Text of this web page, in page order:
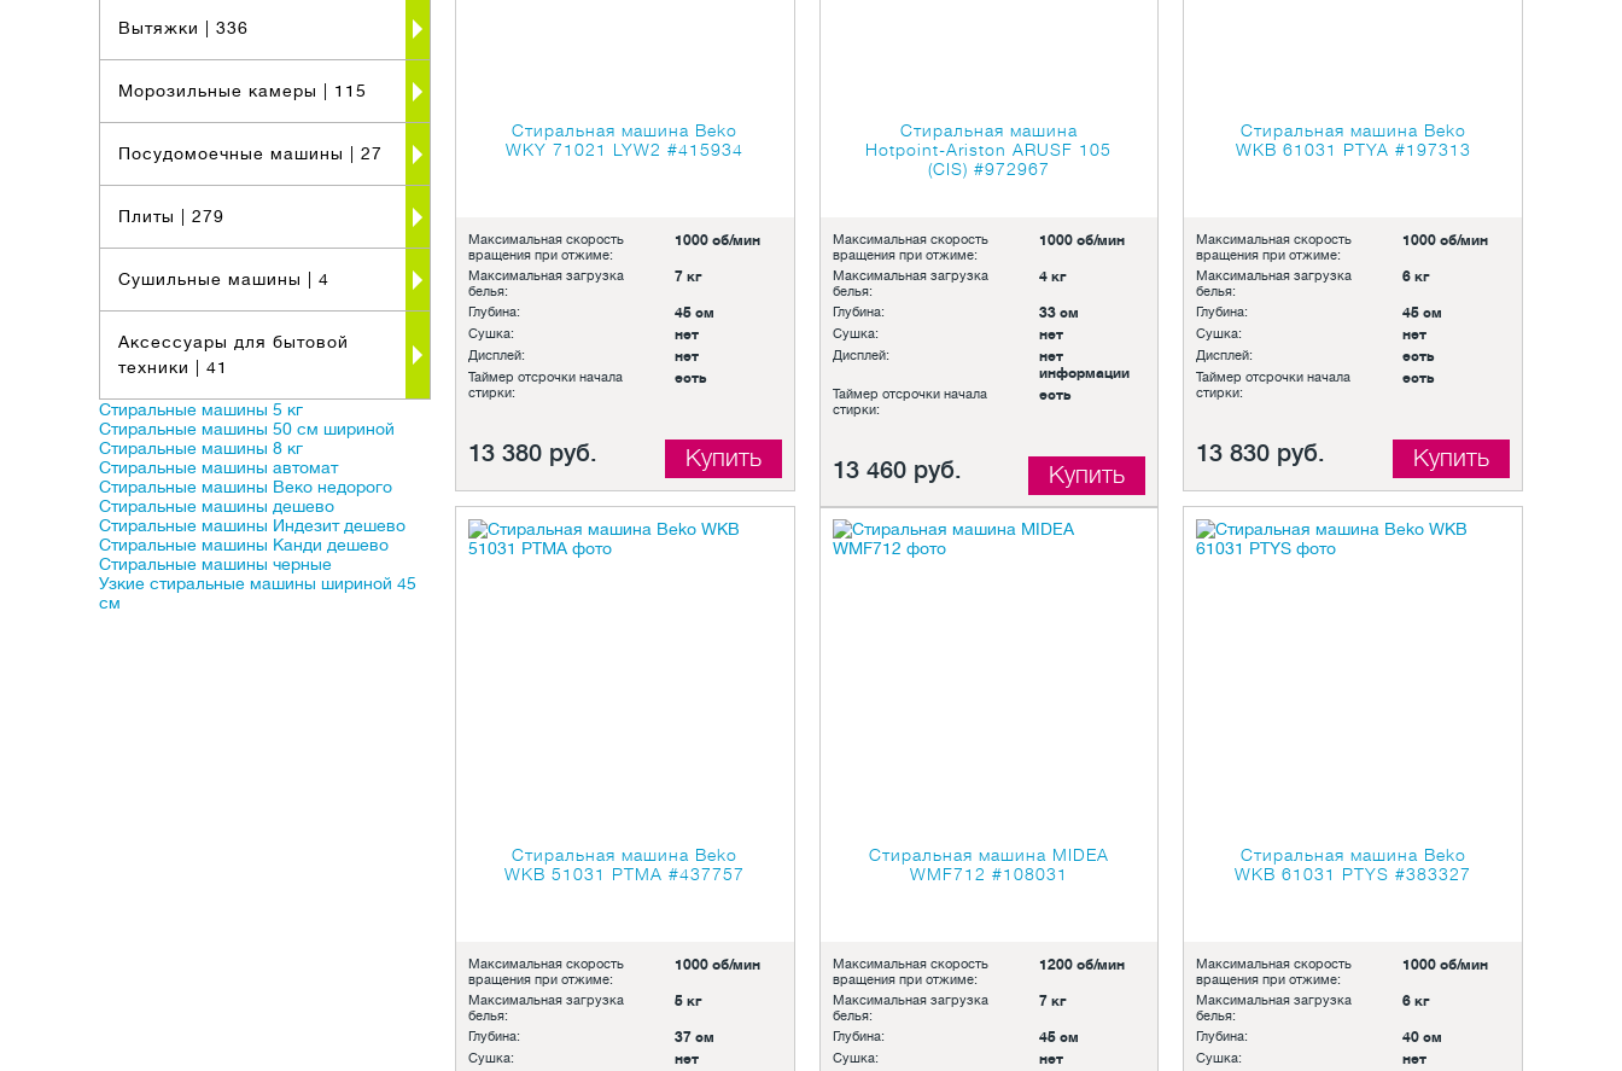
Стиральная машина Beko
WKY 71021 LYW2#415934
Максимальная скорость
вращения при отжиме:
1000 об/мин
Максимальная загрузка
белья:
7 кг
Глубина: 45 см
Сушка: нет
Дисплей: нет
Таймер отсрочки начала
стирки:
есть
13 380 руб. Купить
Стиральная машина
Hotpoint-Ariston ARUSF 105
(CIS) #972967
Максимальная скорость
вращения при отжиме:
1000 об/мин
Максимальная загрузка
белья:
4 кг
Глубина: 33 см
Сушка: нет
Дисплей:
нет
информации
Таймер отсрочки начала
стирки:
есть
13 460 руб. Купить
Стиральная машина Beko
WKB 61031 PTYA #197313
Максимальная скорость
вращения при отжиме:
1000 об/мин
Максимальная загрузка
белья:
6 кг
Глубина: 45 см
Сушка: нет
Дисплей: есть
Таймер отсрочки начала
стирки:
есть
13 830 руб. Купить
Стиральная машина Beko
WKB 51031 PTMA#437757
Максимальная скорость
вращения при отжиме:
1000 об/мин
Максимальная загрузка
белья:
5 кг
Глубина: 37 см
Сушка: нет
Стиральная машина MIDEA
WMF712 #108031
Максимальная скорость
вращения при отжиме:
1200 об/мин
Максимальная загрузка
белья:
7 кг
Глубина: 45 см
Сушка: нет
Стиральная машина Beko
WKB 61031 PTYS#383327
Максимальная скорость
вращения при отжиме:
1000 об/мин
Максимальная загрузка
белья:
6 кг
Глубина: 40 см
Сушка: нет
51-55 см
9
Вытяжки | 336
Морозильные камеры | 115
Посудомоечные машины | 27
Плиты | 279
Сушильные машины | 4
Аксессуары для бытовой
техники
| 41
Стиральные машины 5 кг
Стиральные машины 50 см шириной
Стиральные машины 8 кг
Стиральные машины автомат
Стиральные машины Веко недорого
Стиральные машины дешево
Стиральные машины Индезит дешево
Стиральные машины Канди дешево
Стиральные машины черные
Узкие стиральные машины шириной 45
см